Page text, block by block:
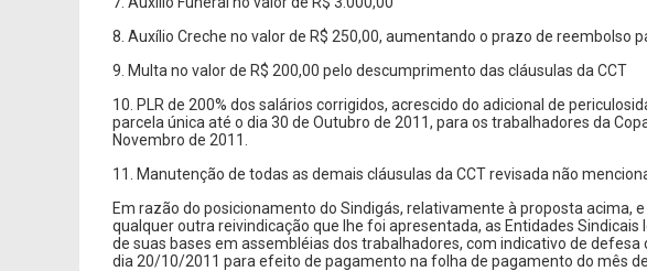
8. Auxílio Creche no valor de R$ 250,00, aumentando o prazo de reembolso
9. Multa no valor de R$ 200,00 pelo descumprimento das cláusulas da CCT
10. PLR de 200% dos salários corrigidos, acrescido do adicional de
parcela única até o dia 30 de Outubro de 2011, para os trabalhadores da
Novembro de 2011.
11. Manutenção de todas as demais cláusulas da CCT revisada não
Em razão do posicionamento do Sindigás, relativamente à proposta acima,
qualquer outra reivindicação que lhe foi apresentada, as Entidades
de suas bases em assembléias dos trabalhadores, com indicativo de
dia 20/10/2011 para efeito de pagamento na folha de pagamento do mês de